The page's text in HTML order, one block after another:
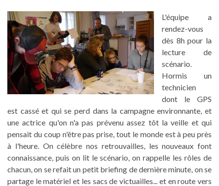
L'équipe a
rendez-vous
dès 8h pour la
lecture de
scénario.
Hormis un
technicien
dont le GPS
est cassé et qui se perd dans la campagne environnante, et
une actrice qu'on n'a pas prévenu assez tôt la veille et qui
pensait du coup n'être pas prise, tout le monde est à peu près
à l'heure. On célèbre nos retrouvailles, les nouveaux font
connaissance, puis on lit le scénario, on rappelle les rôles de
chacun, on se refait un petit briefing de dernière minute, on se
partage le matériel et les sacs de victuailles... et en route vers